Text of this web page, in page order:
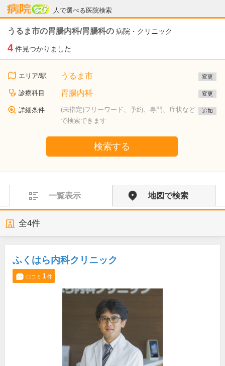
人で選べる医院検索
病院なび
うるま市の胃腸内科/胃腸科の 病院・クリニック
4 件見つかりました
エリア/駅 うるま市 変更
診療科目 胃腸内科 変更
詳細条件
(未指定)フリーワード、予約、専門、症状など
で検索できます
追加
検索する
一覧表示 地図で検索
全4件
ふくはら内科クリニック
口コミ 1件